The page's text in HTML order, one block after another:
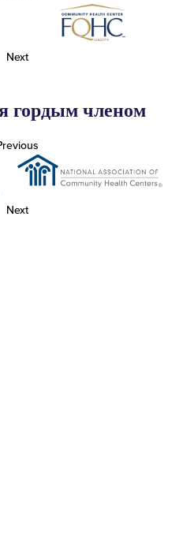
Next
гордым членом
Next